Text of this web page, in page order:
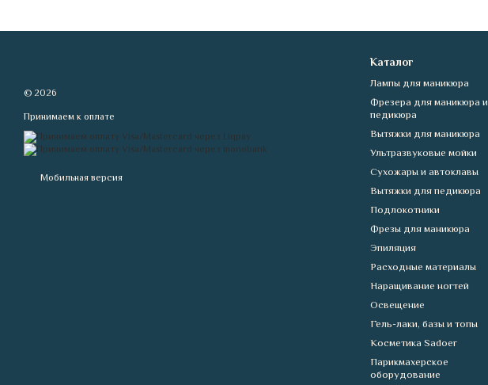
© 2026
Принимаем к оплате
Мобильная версия
Каталог
Лампы для маникюра
Фрезера для маникюра и
педикюра
Вытяжки для маникюра
Ультразвуковые мойки
Сухожары и автоклавы
Вытяжки для педикюра
Подлокотники
Фрезы для маникюра
Эпиляция
Расходные материалы
Наращивание ногтей
Освещение
Гель-лаки, базы и топы
Косметика Sadoer
Парикмахерское
оборудование